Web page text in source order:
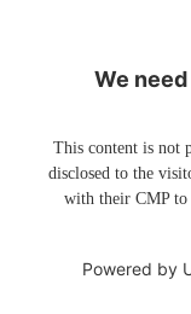
We
This content is not
disclosed to the
with their CMP to
Powered by